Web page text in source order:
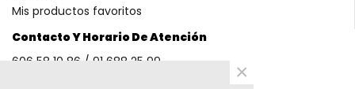
Contacto Y Horario De Atención
606 58 10 86 / 91 688 25 99
Mis productos favoritos
×